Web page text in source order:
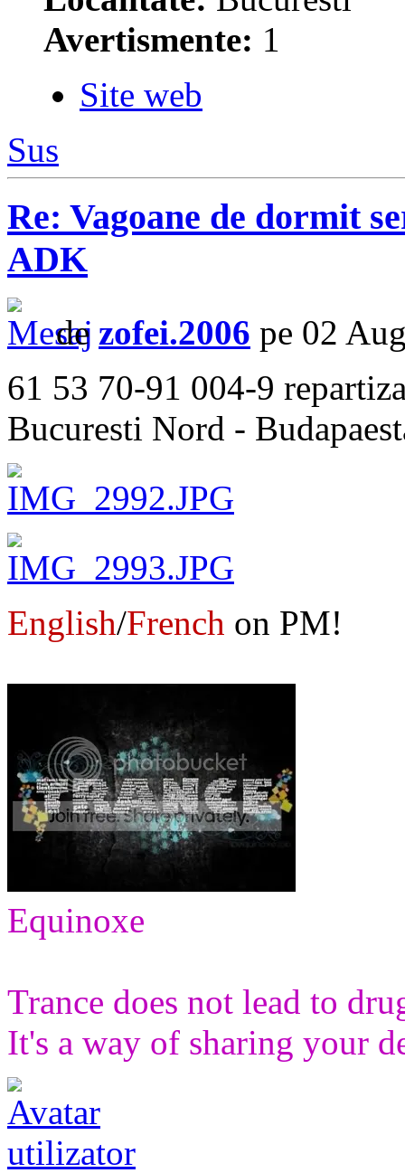
Avertismente: 1
Site web
Sus
Re: Vagoane de dormit
ADK
de zofei.2006 pe 02
61 53 70-91 004-9
Bucuresti Nord -
English/French on PM!
Equinoxe
Trance does not lead to
It's a way of sharing your